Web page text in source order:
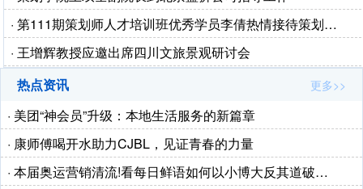
· 第111期策划师人才培训班优秀学员李倩热情接待策划…
· 王增辉教授应邀出席四川文旅景观研讨会
热点资讯
更多>>
· 美团“神会员”升级：本地生活服务的新篇章
· 康师傅喝开水助力CJBL，见证青春的力量
· 本届奥运营销清流!看每日鲜语如何以小博大反其道破…